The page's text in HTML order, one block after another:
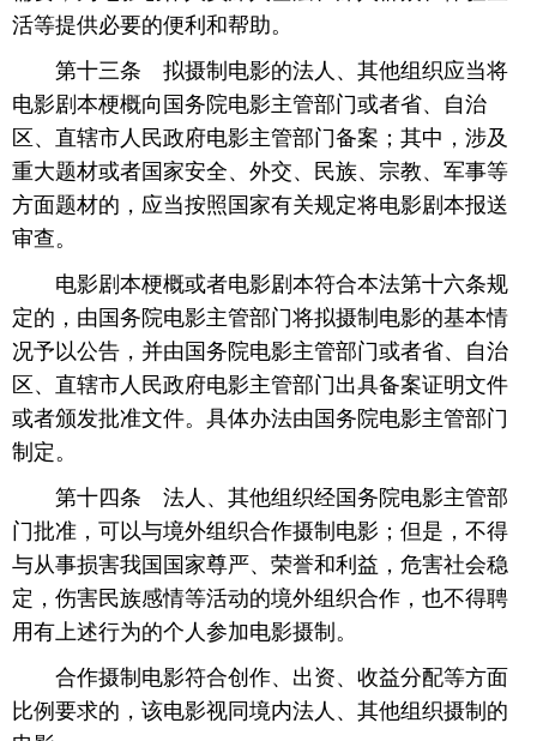
活等提供必要的便利和帮助。
第十三条 拟摄制电影的法人、其他组织应当将
电影剧本梗概向国务院电影主管部门或者省、自治
区、直辖市人民政府电影主管部门备案；其中，涉及
重大题材或者国家安全、外交、民族、宗教、军事等
方面题材的，应当按照国家有关规定将电影剧本报送
审查。
电影剧本梗概或者电影剧本符合本法第十六条规
定的，由国务院电影主管部门将拟摄制电影的基本情
况予以公告，并由国务院电影主管部门或者省、自治
区、直辖市人民政府电影主管部门出具备案证明文件
或者颁发批准文件。具体办法由国务院电影主管部门
制定。
第十四条 法人、其他组织经国务院电影主管部
门批准，可以与境外组织合作摄制电影；但是，不得
与从事损害我国国家尊严、荣誉和利益，危害社会稳
定，伤害民族感情等活动的境外组织合作，也不得聘
用有上述行为的个人参加电影摄制。
合作摄制电影符合创作、出资、收益分配等方面
比例要求的，该电影视同境内法人、其他组织摄制的